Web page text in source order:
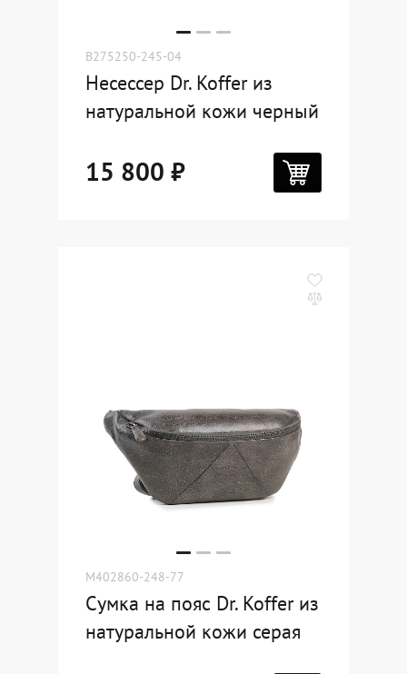
B275250-245-04
Несессер Dr. Koffer из
натуральной кожи черный
15 800 ₽
M402860-248-77
Сумка на пояс Dr. Koffer из
натуральной кожи серая